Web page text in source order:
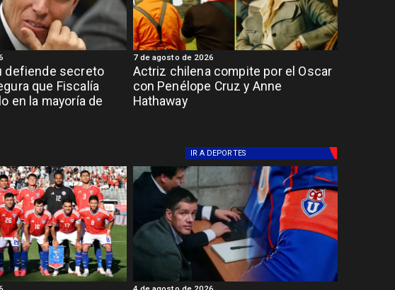
defiende secreto
que Fiscalía
en la mayoría de
Actriz chilena compite por el Oscar
con Penélope Cruz y Anne
Hathaway
7 de agosto de 2026
IR A DEPORTES